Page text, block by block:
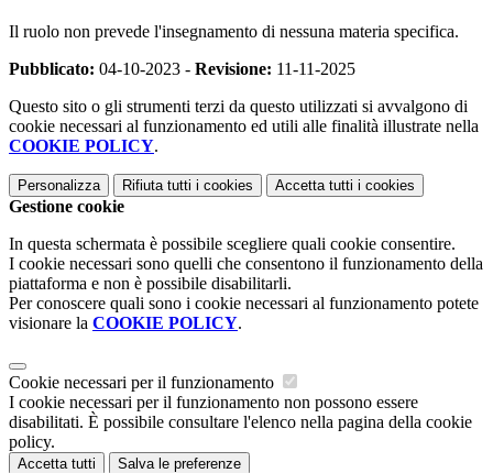
Il ruolo non prevede l'insegnamento di nessuna materia specifica.
Pubblicato: 04-10-2023 - Revisione: 11-11-2025
Questo sito o gli strumenti terzi da questo utilizzati si avvalgono di
cookie necessari al funzionamento ed utili alle finalità illustrate nella
COOKIE POLICY.
Personalizza Rifiuta tutti i cookies Accetta tutti i cookies
Gestione cookie
In questa schermata è possibile scegliere quali cookie consentire.
I cookie necessari sono quelli che consentono il funzionamento della
piattaforma e non è possibile disabilitarli.
Per conoscere quali sono i cookie necessari al funzionamento potete
visionare la COOKIE POLICY.
Cookie necessari per il funzionamento
I cookie necessari per il funzionamento non possono essere
disabilitati. È possibile consultare l'elenco nella pagina della cookie
policy.
Accetta tutti Salva le preferenze